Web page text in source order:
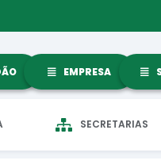
EMPRESA
SECRETARIAS